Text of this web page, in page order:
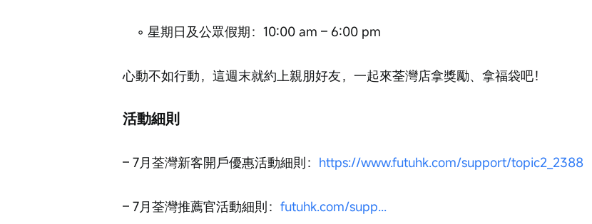
◦ 星期日及公眾假期：10:00 am – 6:00 pm
心動不如行動，這週末就約上親朋好友，一起來荃灣店拿獎勵、拿福袋吧！
活動細則
– 7月荃灣新客開戶優惠活動細則： https://www.futuhk.com/support/topic2_2388
– 7月荃灣推薦官活動細則： futuhk.com/supp...